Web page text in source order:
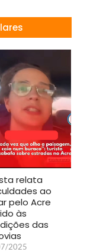
relata
ao
pelo Acre
às
das
2025